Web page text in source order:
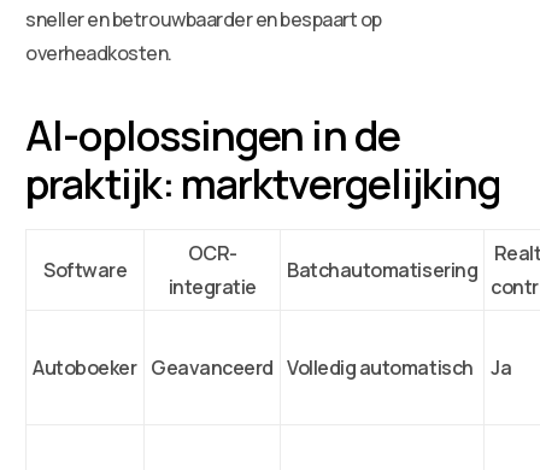
sneller en betrouwbaarder en bespaart op
overheadkosten.
AI-oplossingen in de
praktijk: marktvergelijking
Software
OCR-
integratie
Batchautomatisering
Autoboeker Geavanceerd Volledig automatisch Ja